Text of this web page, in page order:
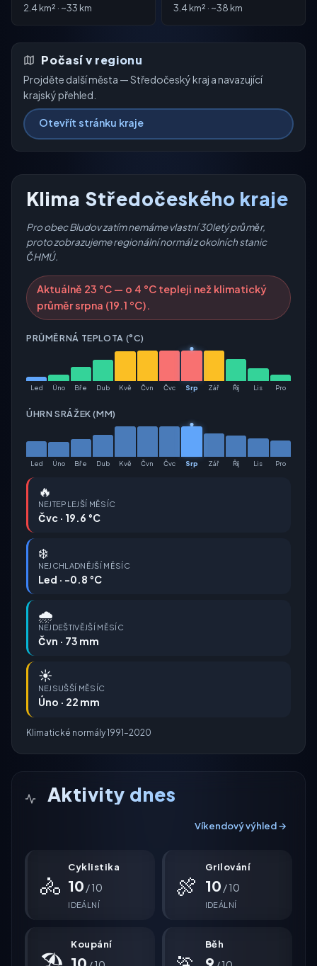
2.4 km² · ~33 km 3.4 km² · ~38 km
Počasí v regionu
Projděte další města — Středočeský kraj a navazující
krajský přehled.
Otevřít stránku kraje
Klima Středočeského kraje
Pro obec Bludov zatím nemáme vlastní 30letý průměr,
proto zobrazujeme regionální normál z okolních stanic
ČHMÚ.
Aktuálně 23 °C — o 4 °C tepleji než klimatický
průměr srpna (19.1 °C).
PRŮMĚRNÁ TEPLOTA (°C)
Led Úno Bře Dub Kvě Čvn Čvc Srp Zář Říj Lis Pro
ÚHRN SRÁŽEK (MM)
Led Úno Bře Dub Kvě Čvn Čvc Srp Zář Říj Lis Pro
🔥
NEJTEPLEJŠÍ MĚSÍC
Čvc · 19.6 °C
❄️
NEJCHLADNĚJŠÍ MĚSÍC
Led · -0.8 °C
🌧️
NEJDEŠTIVĚJŠÍ MĚSÍC
Čvn · 73 mm
☀️
NEJSUŠŠÍ MĚSÍC
Úno · 22 mm
Klimatické normály 1991–2020
Aktivity dnes
Víkendový výhled →
🚴
Cyklistika
10 / 10
IDEÁLNÍ
🍖
Grilování
10 / 10
IDEÁLNÍ
Koupání Běh